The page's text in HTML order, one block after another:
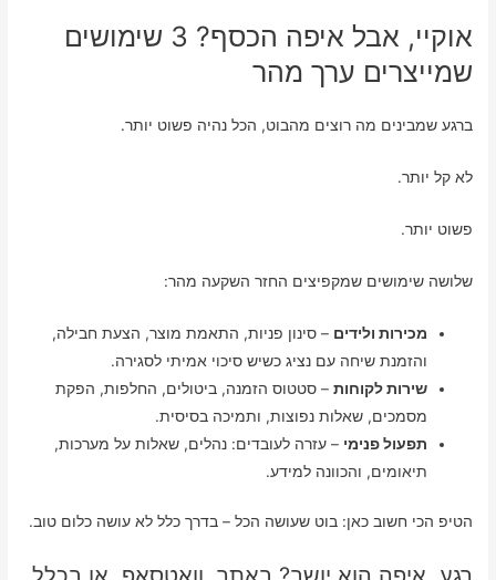
אוקיי, אבל איפה הכסף? 3 שימושים
שמייצרים ערך מהר
ברגע שמבינים מה רוצים מהבוט, הכל נהיה פשוט יותר.
לא קל יותר.
פשוט יותר.
שלושה שימושים שמקפיצים החזר השקעה מהר:
מכירות ולידים – סינון פניות, התאמת מוצר, הצעת חבילה,
והזמנת שיחה עם נציג כשיש סיכוי אמיתי לסגירה.
שירות לקוחות – סטטוס הזמנה, ביטולים, החלפות, הפקת
מסמכים, שאלות נפוצות, ותמיכה בסיסית.
תפעול פנימי – עזרה לעובדים: נהלים, שאלות על מערכות,
תיאומים, והכוונה למידע.
הטיפ הכי חשוב כאן: בוט שעושה הכל – בדרך כלל לא עושה כלום טוב.